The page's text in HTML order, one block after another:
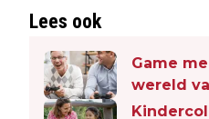
Lees ook
Game
wereld